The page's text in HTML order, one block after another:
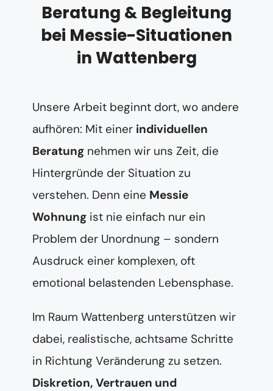
Beratung & Begleitung
bei Messie-Situationen
in Wattenberg
Unsere Arbeit beginnt dort, wo andere
aufhören: Mit einer individuellen
Beratung nehmen wir uns Zeit, die
Hintergründe der Situation zu
verstehen. Denn eine Messie
Wohnung ist nie einfach nur ein
Problem der Unordnung – sondern
Ausdruck einer komplexen, oft
emotional belastenden Lebensphase.
Im Raum Wattenberg unterstützen wir
dabei, realistische, achtsame Schritte
in Richtung Veränderung zu setzen.
Diskretion, Vertrauen und